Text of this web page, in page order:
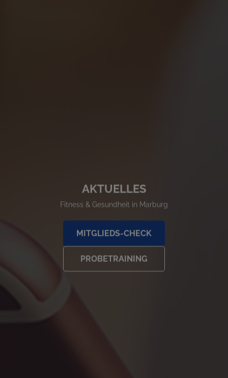
AKTUELLES
Fitness & Gesundheit in Marburg
MITGLIEDS-CHECK
PROBETRAINING